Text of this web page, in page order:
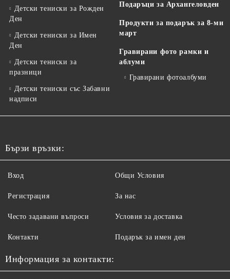
Детски тениски за Рожден
Ден
Детски тениски за Имен
Ден
Детски тениски за
празници
Детски тениски със Забавни
надписи
Подаръци за Архангеловден
Продукти за подарък за 8-ми
март
Гравирани фото рамки и
аблуми
Гравирани фотоалбуми
Бързи връзки:
Вход
Регистрация
Често задавани въпроси
Контакти
Общи Условия
За нас
Условия за доставка
Подарък за имен ден
Информация за контакти: